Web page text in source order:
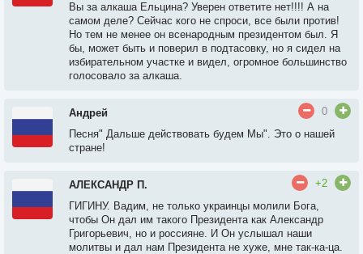
Вы за алкаша Ельцина? Уверен ответите нет!!!! А на
самом деле? Сейчас кого не спроси, все были против!
Но тем не менее он всенародным президентом был. Я
бы, может быть и поверил в подтасовку, но я сидел на
избирательном участке и видел, огромное большинство
голосовало за алкаша.
Андрей
0
Песня" Дальше действовать будем Мы". Это о нашей
стране!
АЛЕКСАНДР П.
+2
ГИГИНУ. Вадим, не только украинцы молили Бога,
чтобы Он дал им такого Президента как Александр
Григорьевич, но и россияне. И Он услышал наши
молитвы и дал нам Президента не хуже, мне так-ка-ца.